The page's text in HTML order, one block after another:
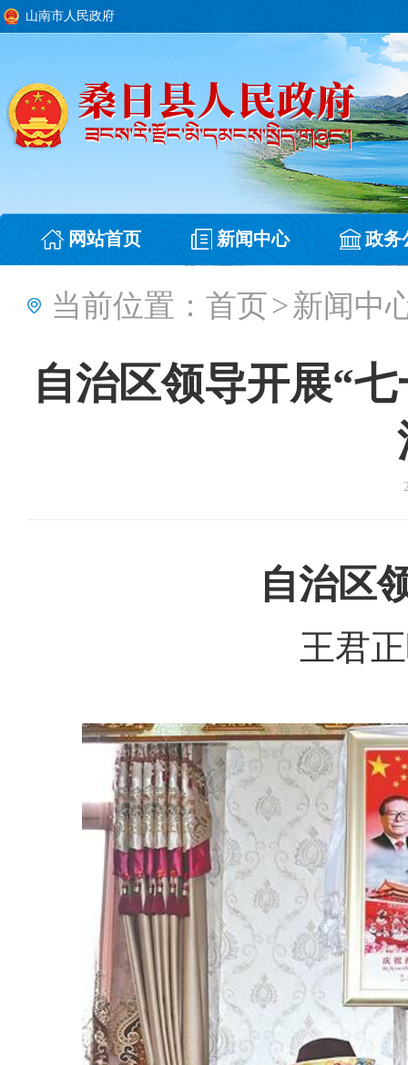
山南市人民政府
网站首页 新闻中心 政务
当前位置： 首页>新闻中
自治区领导开展“
自治区
王君